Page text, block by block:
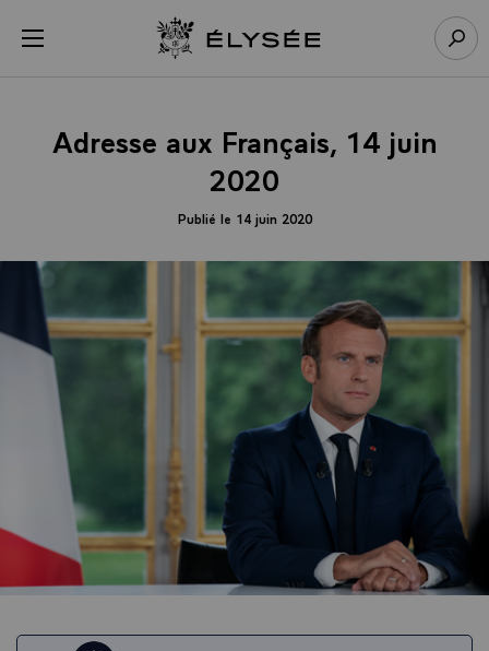
menu Retour à l’accueil Élysée
Adresse aux Français, 14 juin
2020
Publié le 14 juin 2020
Panneau de gestion des cookies